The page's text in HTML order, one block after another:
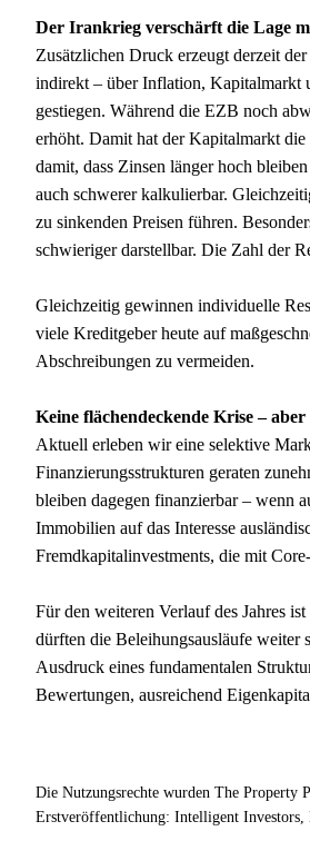
Der Irankrieg verschärft die Lage
Zusätzlichen Druck erzeugt derzeit
indirekt – über Inflation, Kapitalmarkt
gestiegen. Während die EZB noch
erhöht. Damit hat der Kapitalmarkt
damit, dass Zinsen länger hoch
auch schwerer kalkulierbar.
zu sinkenden Preisen führen.
schwieriger darstellbar. Die Zahl der
Gleichzeitig gewinnen individuelle
viele Kreditgeber heute auf
Abschreibungen zu vermeiden.
Keine flächendeckende Krise –
Aktuell erleben wir eine selektive
Finanzierungsstrukturen geraten
bleiben dagegen finanzierbar – wenn
Immobilien auf das Interesse
Fremdkapitalinvestments, die mit
Für den weiteren Verlauf des Jahres
dürften die Beleihungsausläufe weiter
Ausdruck eines fundamentalen
Bewertungen, ausreichend
Die Nutzungsrechte wurden The Property
Erstveröffentlichung: Intelligent Investors,